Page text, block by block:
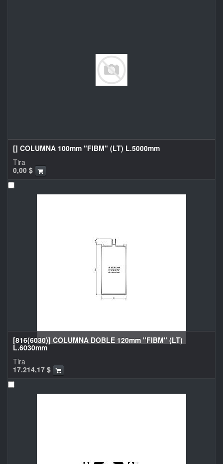
[] COLUMNA 100mm "FIBM" (LT) L.5000mm
0,00 $
Tira
[816(6030)] COLUMNA DOBLE 120mm "FIBM" (LT)
L.6030mm
17.214,17 $
Tira